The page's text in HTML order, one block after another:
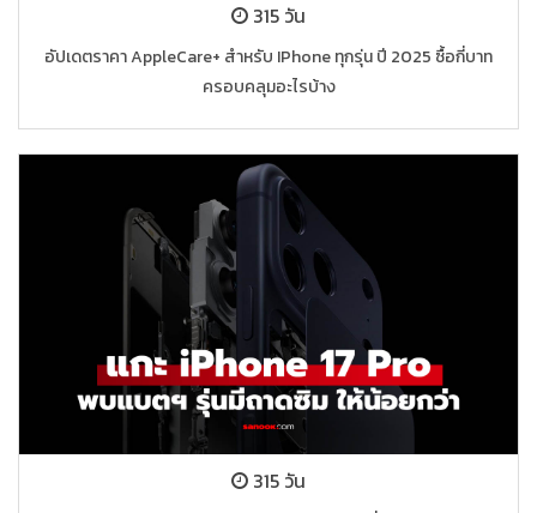
315 วัน
อัปเดตราคา AppleCare+ สำหรับ IPhone ทุกรุ่น ปี 2025 ซื้อกี่บาท
ครอบคลุมอะไรบ้าง
315 วัน